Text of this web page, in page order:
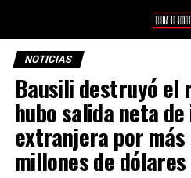
NOTICIAS
Bausili destruyó el
hubo salida neta
extranjera por
millones de dólares